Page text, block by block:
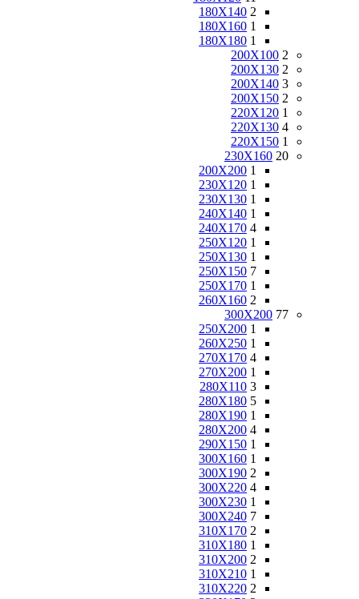
180X140 2
180X160 1
180X180 1
200X100 2
200X130 2
200X140 3
200X150 2
220X120 1
220X130 4
220X150 1
230X160 20
200X200 1
230X120 1
230X130 1
240X140 1
240X170 4
250X120 1
250X130 1
250X150 7
250X170 1
260X160 2
300X200 77
250X200 1
260X250 1
270X170 4
270X200 1
280X110 3
280X180 5
280X190 1
280X200 4
290X150 1
300X160 1
300X190 2
300X220 4
300X230 1
300X240 7
310X170 2
310X180 1
310X200 2
310X210 1
310X220 2